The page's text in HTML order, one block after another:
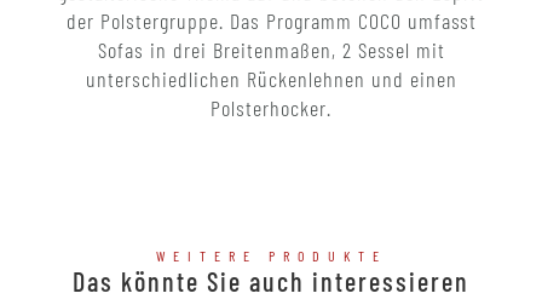
der Polstergruppe. Das Programm COCO umfasst
Sofas in drei Breitenmaßen, 2 Sessel mit
unterschiedlichen Rückenlehnen und einen
Polsterhocker.
WEITERE PRODUKTE
Das könnte Sie auch interessieren